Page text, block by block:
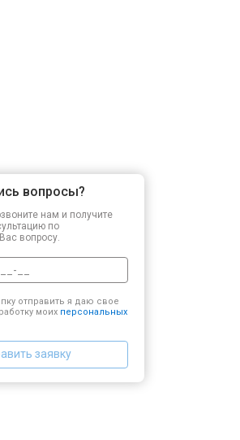
вопросы?
нам и получите
по
вопросу.
отправить я даю свое
моих персональных
заявку